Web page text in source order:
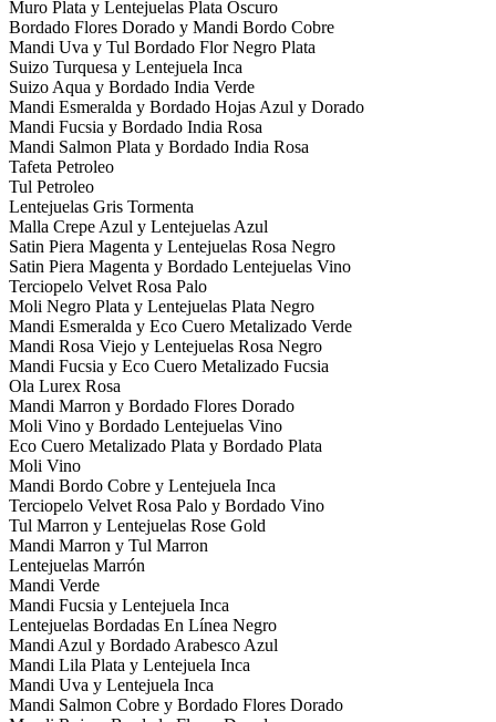
Muro Plata y Lentejuelas Plata Oscuro
Bordado Flores Dorado y Mandi Bordo Cobre
Mandi Uva y Tul Bordado Flor Negro Plata
Suizo Turquesa y Lentejuela Inca
Suizo Aqua y Bordado India Verde
Mandi Esmeralda y Bordado Hojas Azul y Dorado
Mandi Fucsia y Bordado India Rosa
Mandi Salmon Plata y Bordado India Rosa
Tafeta Petroleo
Tul Petroleo
Lentejuelas Gris Tormenta
Malla Crepe Azul y Lentejuelas Azul
Satin Piera Magenta y Lentejuelas Rosa Negro
Satin Piera Magenta y Bordado Lentejuelas Vino
Terciopelo Velvet Rosa Palo
Moli Negro Plata y Lentejuelas Plata Negro
Mandi Esmeralda y Eco Cuero Metalizado Verde
Mandi Rosa Viejo y Lentejuelas Rosa Negro
Mandi Fucsia y Eco Cuero Metalizado Fucsia
Ola Lurex Rosa
Mandi Marron y Bordado Flores Dorado
Moli Vino y Bordado Lentejuelas Vino
Eco Cuero Metalizado Plata y Bordado Plata
Moli Vino
Mandi Bordo Cobre y Lentejuela Inca
Terciopelo Velvet Rosa Palo y Bordado Vino
Tul Marron y Lentejuelas Rose Gold
Mandi Marron y Tul Marron
Lentejuelas Marrón
Mandi Verde
Mandi Fucsia y Lentejuela Inca
Lentejuelas Bordadas En Línea Negro
Mandi Azul y Bordado Arabesco Azul
Mandi Lila Plata y Lentejuela Inca
Mandi Uva y Lentejuela Inca
Mandi Salmon Cobre y Bordado Flores Dorado